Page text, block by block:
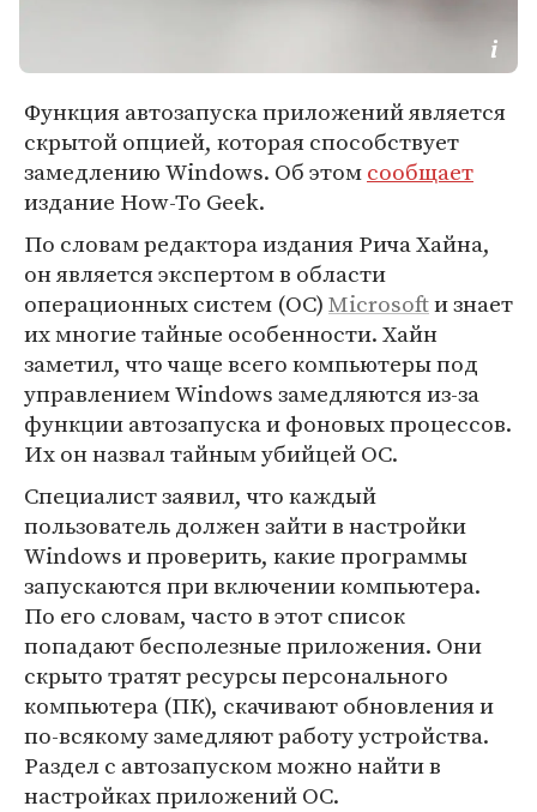
Функция автозапуска приложений является
скрытой опцией, которая способствует
замедлению Windows. Об этомсообщает
издание How-To Geek.
По словам редактора издания Рича Хайна,
он является экспертом в области
операционных систем (ОС)Microsoftи знает
их многие тайные особенности. Хайн
заметил, что чаще всего компьютеры под
управлением Windows замедляются из-за
функции автозапуска и фоновых процессов.
Их он назвал тайным убийцей ОС.
Специалист заявил, что каждый
пользователь должен зайти в настройки
Windows и проверить, какие программы
запускаются при включении компьютера.
По его словам, часто в этот список
попадают бесполезные приложения. Они
скрыто тратят ресурсы персонального
компьютера (ПК), скачивают обновления и
по-всякому замедляют работу устройства.
Раздел с автозапуском можно найти в
настройках приложений ОС.